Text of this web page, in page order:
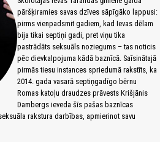
pāršķiramies savas dzīves sāpīgāko lappusi:
pirms vienpadsmit gadiem, kad Ievas dēlam
bija tikai septiņi gadi, pret viņu tika
pastrādāts seksuāls noziegums – tas noticis
pēc dievkalpojuma kādā baznīcā. Saīsinātajā
pirmās tiesu instances spriedumā rakstīts, ka
2014. gada vasarā septiņgadīgo bērnu
Romas katoļu draudzes prāvests Krišjānis
Dambergs ieveda šīs pašas baznīcas
rakstura darbības, apmierinot savu